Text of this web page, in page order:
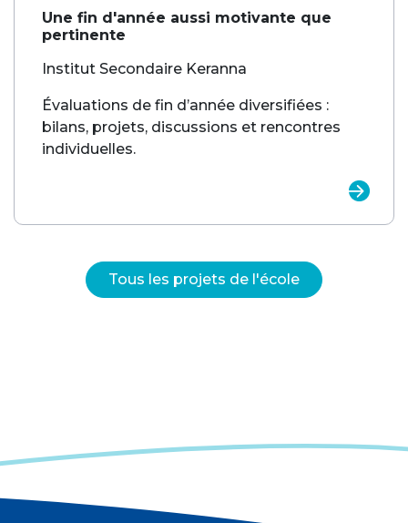
Une fin d'année aussi motivante que
pertinente
Institut Secondaire Keranna
Évaluations de fin d’année diversifiées :
bilans, projets, discussions et rencontres
individuelles.
Tous les projets de l'école